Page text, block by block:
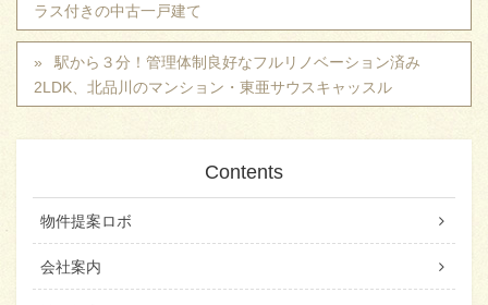
ラス付きの中古一戸建て
駅から３分！管理体制良好なフルリノベーション済み
2LDK、北品川のマンション・東亜サウスキャッスル
Contents
物件提案ロボ
会社案内